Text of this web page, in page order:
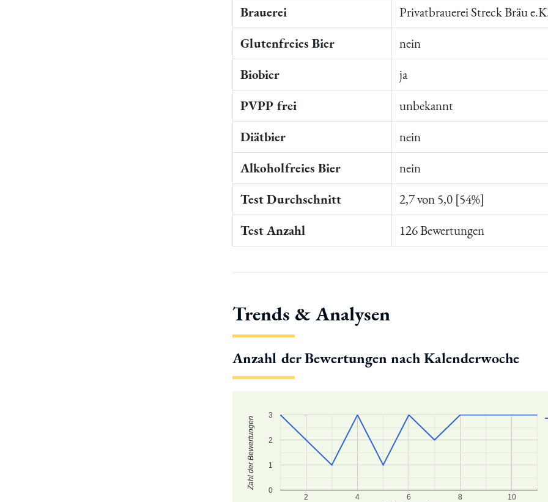
Brauerei
Privatbrauerei Streck Bräu
Glutenfreies Bier
nein
Biobier
ja
PVPP frei
unbekannt
Diätbier
nein
Alkoholfreies Bier
nein
Test Durchschnitt
2,7 von 5,0 [54%]
Test Anzahl
126 Bewertungen
Trends & Analysen
Anzahl der Bewertungen nach Kalenderwoche
2 4 6 8 10
0
1
2
3
Zahl der Bewertungen